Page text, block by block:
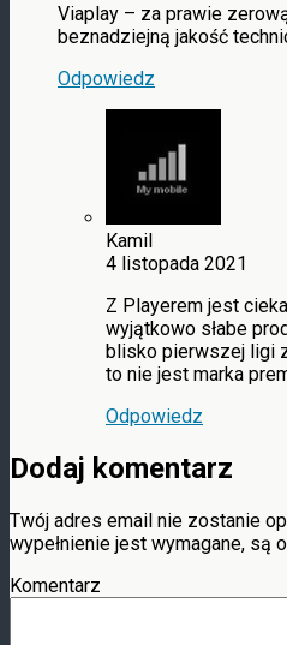
Viaplay – za prawie
beznadziejną jakość
Odpowiedz
Kamil
4 listopada 2021
Z Playerem jest
wyjątkowo słabe
blisko pierwszej ligi
to nie jest marka
Odpowiedz
Dodaj komentarz
Twój adres email nie zostanie
wypełnienie jest wymagane, są
Komentarz